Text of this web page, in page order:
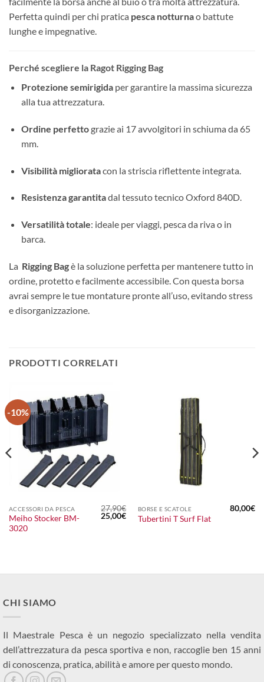
Perfetta quindi per chi pratica pesca notturnao battute
lunghe e impegnative.
Perché scegliere la Ragot Rigging Bag
Protezione semirigidaper garantire la massima sicurezza
alla tua attrezzatura.
Ordine perfettograzie ai 17 avvolgitori in schiuma da 65
mm.
Visibilità miglioratacon la striscia riflettente integrata.
Resistenza garantitadal tessuto tecnico Oxford 840D.
Versatilità totale: ideale per viaggi, pesca da riva o in
barca.
La Rigging Bagè la soluzione perfetta per mantenere tutto in
ordine, protetto e facilmente accessibile. Con questa borsa
avrai sempre le tue montature pronte all’uso, evitando stress
e disorganizzazione.
PRODOTTI CORRELATI
-10%
ACCESSORI DA PESCA
Meiho Stocker BM-
3020
27,90€
Il
prezzo
25,00€Il
prezzo
BORSE E SCATOLE
Tubertini T Surf Flat
80,00€
CHI SIAMO
Il Maestrale Pesca è un negozio specializzato nella vendita
dell’attrezzatura da pesca sportiva e non, raccoglie ben 15 anni
di conoscenza, pratica, abilità e amore per questo mondo.